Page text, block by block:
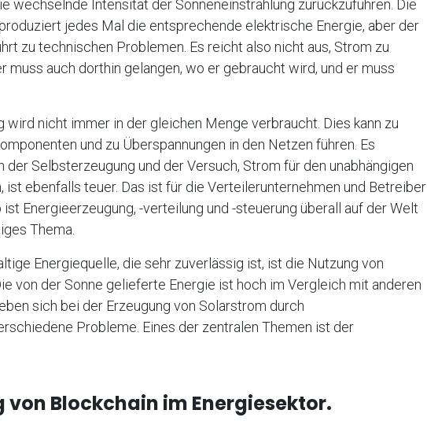
wechselnde Intensität der Sonneneinstrahlung zurückzuführen. Die
jedes Mal die entsprechende elektrische Energie, aber der
zu technischen Problemen. Es reicht also nicht aus, Strom zu
muss auch dorthin gelangen, wo er gebraucht wird, und er muss
wird nicht immer in der gleichen Menge verbraucht. Dies kann zu
und zu Überspannungen in den Netzen führen. Es
der Selbsterzeugung und der Versuch, Strom für den unabhängigen
ist ebenfalls teuer. Das ist für die Verteilerunternehmen und Betreiber
Energieerzeugung, -verteilung und -steuerung überall auf der Welt
Thema.
Energiequelle, die sehr zuverlässig ist, ist die Nutzung von
von der Sonne gelieferte Energie ist hoch im Vergleich mit anderen
sich bei der Erzeugung von Solarstrom durch
Probleme. Eines der zentralen Themen ist der
von Blockchain im Energiesektor.